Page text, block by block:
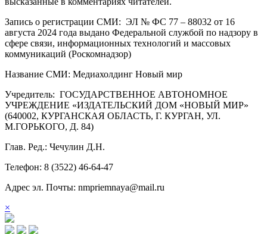
Запись о регистрации СМИ: ЭЛ № ФС 77 – 88032 от 16
августа 2024 года выдано Федеральной службой по надзору в
сфере связи, информационных технологий и массовых
коммуникаций (Роскомнадзор)
Название СМИ: Медиахолдинг Новый мир
Учредитель: ГОСУДАРСТВЕННОЕ АВТОНОМНОЕ
УЧРЕЖДЕНИЕ «ИЗДАТЕЛЬСКИЙ ДОМ «НОВЫЙ МИР»
(640002, КУРГАНСКАЯ ОБЛАСТЬ, Г. КУРГАН, УЛ.
М.ГОРЬКОГО, Д. 84)
Глав. Ред.: Чечулин Д.Н.
Телефон: 8 (3522) 46-64-47
Адрес эл. Почты: nmpriemnaya@mail.ru
×